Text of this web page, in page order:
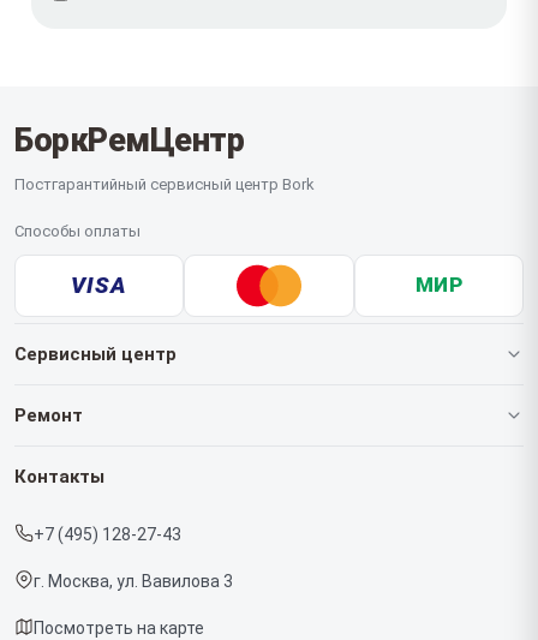
БоркРемЦентр
Постгарантийный сервисный центр Bork
Способы оплаты
VISA МИР
Сервисный центр
О нашем сервисе
Срочный ремонт
Доставка и способы оплаты
Ремонт
Роботов-пылесосов
Контакты
+7 (495) 128-27-43
г. Москва, ул. Вавилова 3
Посмотреть на карте